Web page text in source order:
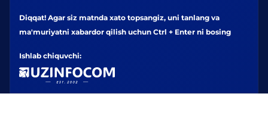
Diqqat! Agar siz matnda xato topsangiz, uni tanlang va
ma'muriyatni xabardor qilish uchun Ctrl + Enter ni bosing
Ishlab chiquvchi: